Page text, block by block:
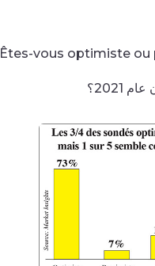
Êtes-vous optimiste ou